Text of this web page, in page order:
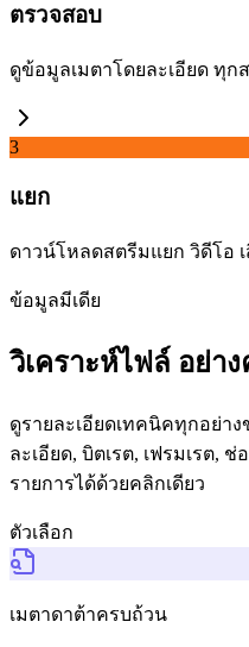
ตรวจสอบ
ดูข้อมูลเมตาโดยละเอียด ทุก
3
แยก
ดาวน์โหลดสตรีมแยก วิดีโอ
ข้อมูลมีเดีย
วิเคราะห์ไฟล์ อย่า
ดูรายละเอียดเทคนิคทุกอย่า
ละเอียด, บิตเรต, เฟรมเรต,
รายการได้ด้วยคลิกเดียว
ตัวเลือก
เมตาดาต้าครบถ้วน